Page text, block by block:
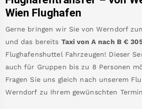
Wien Flughafen
Gerne bringen wir Sie von Werndorf
und das bereits Taxi von A nach B €
Flughafenshuttel Fahrzeugen! Dieser
auch für Gruppen bis zu 8 Personen
Fragen Sie uns gleich nach unserem
Werndorf zu Ihrem gewünschten